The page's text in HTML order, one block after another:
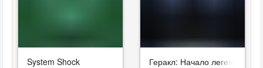
System Shock Геракл: Начало легенды